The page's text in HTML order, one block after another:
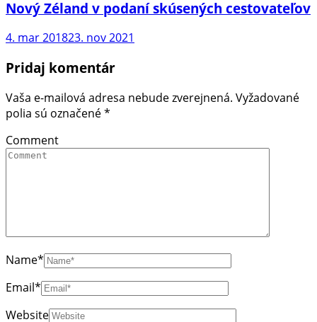
Nový Zéland v podaní skúsených cestovateľov
4. mar 201823. nov 2021
Pridaj komentár
Vaša e-mailová adresa nebude zverejnená. Vyžadované
polia sú označené*
Comment
Name*
Email*
Website